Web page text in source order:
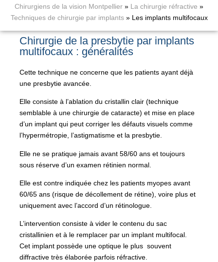
Chirurgiens de la vision Montpellier » La chirurgie réfractive »
Techniques de chirurgie par implants» Les implants multifocaux
Chirurgie de la presbytie par implants
multifocaux : généralités
Cette technique ne concerne que les patients ayant déjà
une presbytie avancée.
Elle consiste à l’ablation du cristallin clair (technique
semblable à une chirurgie de cataracte) et mise en place
d’un implant qui peut corriger les défauts visuels comme
l’hypermétropie, l’astigmatisme et la presbytie.
Elle ne se pratique jamais avant 58/60 ans et toujours
sous réserve d’un examen rétinien normal.
Elle est contre indiquée chez les patients myopes avant
60/65 ans (risque de décollement de rétine), voire plus et
uniquement avec l’accord d’un rétinologue.
L’intervention consiste à vider le contenu du sac
cristallinien et à le remplacer par un implant multifocal.
Cet implant possède une optique le plus souvent
diffractive très élaborée parfois réfractive.